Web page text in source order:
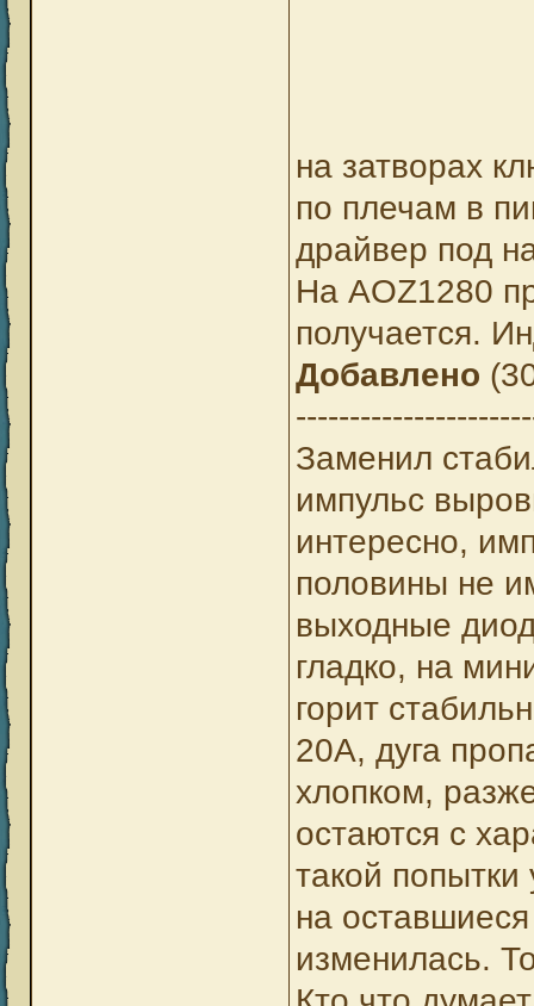
на затворах
по плечам в
драйвер под
На AOZ1280
получается.
Добавлено
Заменил
импульс
интересно,
половины не
выходные
гладко, на
горит
20А, дуга
хлопком,
остаются с
такой
на
изменилась.